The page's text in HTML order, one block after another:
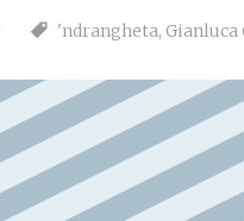
'ndrangheta, Gianluca